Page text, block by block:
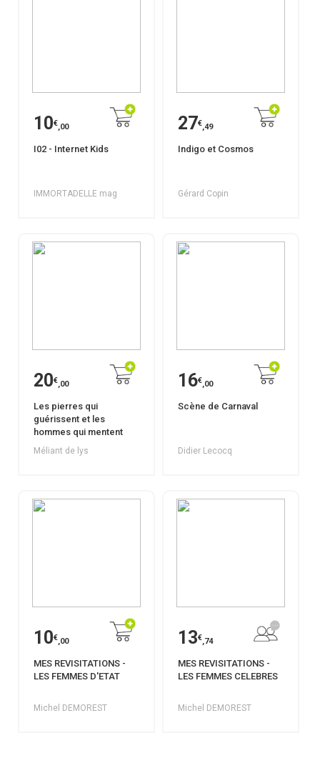
10€,00
I02 - Internet Kids
IMMORTADELLE mag
27€,49
Indigo et Cosmos
Gérard Copin
20€,00
Les pierres qui
guérissent et les
hommes qui mentent
Méliant de lys
16€,00
Scène de Carnaval
Didier Lecocq
10€,00
MES REVISITATIONS -
LES FEMMES D'ETAT
Michel DEMOREST
13€,74
MES REVISITATIONS -
LES FEMMES CELEBRES
Michel DEMOREST